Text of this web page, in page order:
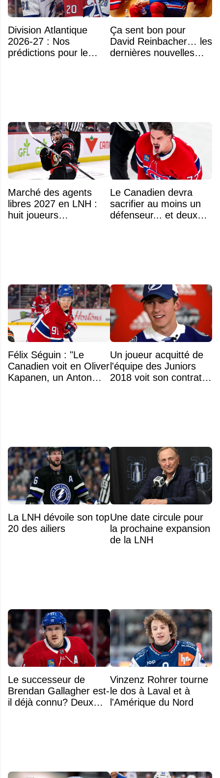
Division Atlantique
2026-27 : Nos
prédictions pour le
Ça sent bon pour
David Reinbacher… les
dernières nouvelles
Marché des agents
libres 2027 en LNH :
huit joueurs
Le Canadien devra
sacrifier au moins un
défenseur... et deux
Félix Séguin : "Le
Canadien voit en Oliver
Kapanen, un Anton
Un joueur acquitté de
l'équipe des Juniors
2018 voit son contrat
La LNH dévoile son top
20 des ailiers
Une date circule pour
la prochaine expansion
de la LNH
Le successeur de
Brendan Gallagher est-
il déjà connu? Deux
Vinzenz Rohrer tourne
le dos à Laval et à
l'Amérique du Nord